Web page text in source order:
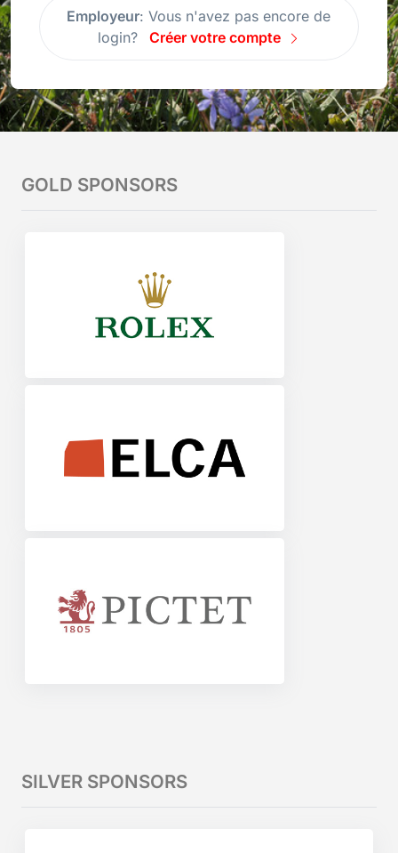
Employeur: Vous n'avez pas encore de
login?
Créer votre compte
GOLD SPONSORS
SILVER SPONSORS